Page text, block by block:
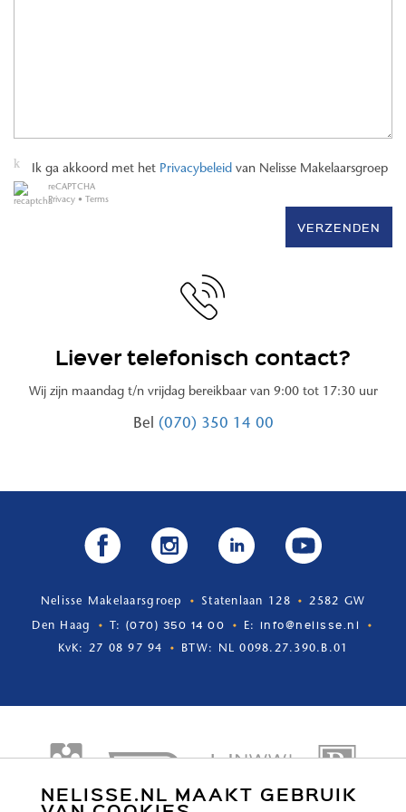
NELISSE.NL MAAKT GEBRUIK
Ik ga akkoord met het Privacybeleid van Nelisse Makelaarsgroep
reCAPTCHA
Privacy • Terms
VERZENDEN
Liever telefonisch contact?
Wij zijn maandag t/n vrijdag bereikbaar van 9:00 tot 17:30 uur
Bel (070) 350 14 00
Nelisse Makelaarsgroep Statenlaan 128 2582 GW
Den Haag T: (070) 350 14 00 E: info@nelisse.nl
KvK: 27 08 97 94 BTW: NL 0098.27.390.B.01